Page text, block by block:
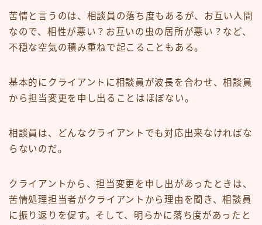
苦情と言うのは、相談員の落ち度もあるが、お互い人間
なので、相性が悪い？お互いの虫の居所が悪い？など、
不穏な空気の積み重ねで起こることもある。
基本的にクライアントに相談員が波長を合わせ、相談員
から担当変更を申し出ることはほぼない。
相談員は、どんなクライアントでも対応出来なければな
らないのだ。
クライアントから、担当変更を申し出があったときは、
苦情処理担当者がクライアントから理由を聞き、相談員
に振り返りを促す。そして、明らかに落ち度があったと